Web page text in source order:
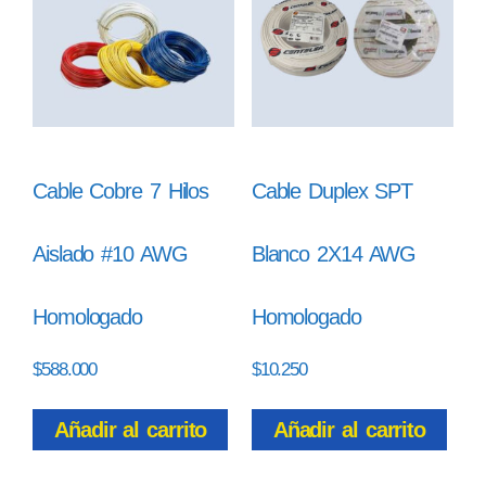
Cable Cobre 7 Hilos
Aislado #10 AWG
Homologado
$588.000
Añadir al carrito
Cable Duplex SPT
Blanco 2X14 AWG
Homologado
$10.250
Añadir al carrito